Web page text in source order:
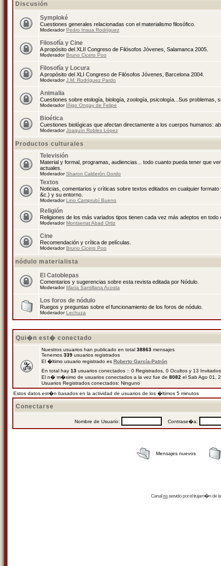
Discusión
Symploké
Cuestiones generales relacionadas con el materialismo filosófico.
ModeradorPedro Insua Rodríguez
Filosofía y Cine
A propósito del XLII Congreso de Filósofos Jóvenes, Salamanca 2005.
ModeradorBruno Cicero Poo
Filosofía y Locura
A propósito del XLI Congreso de Filósofos Jóvenes, Barcelona 2004.
ModeradorJ.M. Rodríguez Pardo
Animalia
Cuestiones sobre etología, biología, zoología, psicología...Sus problemas,
Moderador Íñigo Ongay de Felipe
Bioética
Cuestiones biológicas que afectan directamente a los cuerpos humanos:
ModeradorJoaquín Robles López
Productos culturales
Televisión
Material y formal, programas, audiencias... todo cuanto pueda tener que
actuales.
ModeradorSharon Calderón Gordo
Textos
Noticias, comentarios y críticas sobre textos editados en cualquier
&c.) y su entorno.
ModeradorLino Camprubí Bueno
Religión
Religiones de los más variados tipos tienen cada vez más adeptos en todo
ModeradorMontserrat Abad Ortiz
Cine
Recomendación y crítica de películas.
ModeradorBruno Cicero Poo
nódulo materialista
El Catoblepas
Comentarios y sugerencias sobre esta revista editada por Nódulo.
ModeradorMaría Santillana Acosta
Los foros de nódulo
Ruegos y preguntas sobre el funcionamiento de los foros de nódulo.
ModeradorLechuza
Qui�n est� conectado
Nuestros usuarios han publicado en total 38863 mensajes
Tenemos 339 usuarios registrados
El �ltimo usuario registrado es Roberto García-Patrón
En total hay 13 usuarios conectados :: 0 Registrados, 0 Ocultos y 13
El n� m�ximo de usuarios conectados a la vez fue de 8082 el Sab Ago 01,
Usuarios Registrados conectados: Ninguno
Estos datos est�n basados en la actividad de usuarios de los �ltimos 5 minutos
Conectarse
Nombre de Usuario: Contrase�a:
Mensajes nuevos
Canalrssservido por eltrujam�nde